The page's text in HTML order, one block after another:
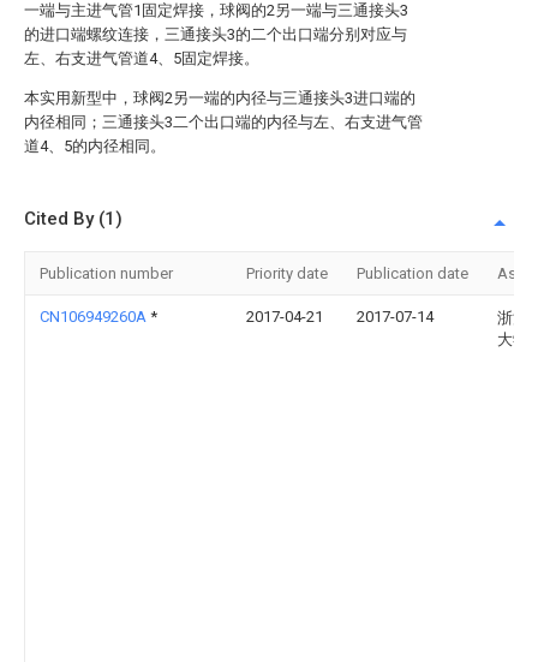
一端与主进气管1固定焊接，球阀的2另一端与三通接头3
的进口端螺纹连接，三通接头3的二个出口端分别对应与
左、右支进气管道4、5固定焊接。
本实用新型中，球阀2另一端的内径与三通接头3进口端的
内径相同；三通接头3二个出口端的内径与左、右支进气管
道4、5的内径相同。
Cited By (1)
Publication number Priority date Publication date
CN106949260A * 2017-04-21 2017-07-14
浙江
大学